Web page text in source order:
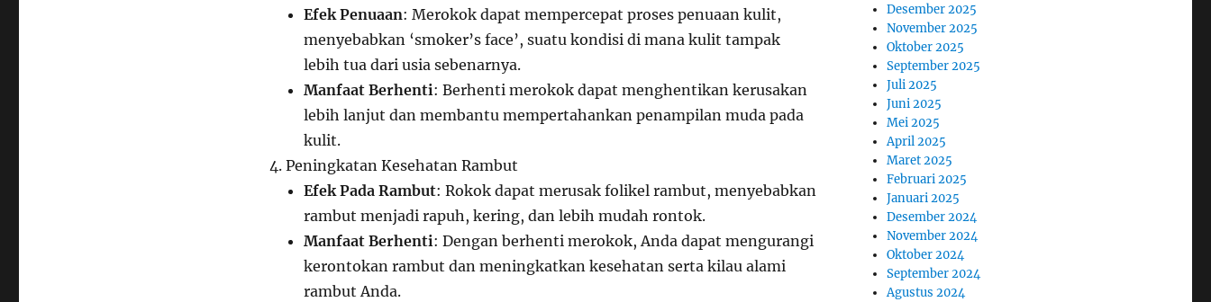
Efek Penuaan: Merokok dapat mempercepat proses penuaan kulit,
menyebabkan ‘smoker’s face’, suatu kondisi di mana kulit tampak
lebih tua dari usia sebenarnya.
Manfaat Berhenti: Berhenti merokok dapat menghentikan kerusakan
lebih lanjut dan membantu mempertahankan penampilan muda pada
kulit.
Peningkatan Kesehatan Rambut
Efek Pada Rambut: Rokok dapat merusak folikel rambut, menyebabkan
rambut menjadi rapuh, kering, dan lebih mudah rontok.
Manfaat Berhenti: Dengan berhenti merokok, Anda dapat mengurangi
kerontokan rambut dan meningkatkan kesehatan serta kilau alami
rambut Anda.
Desember 2025
November 2025
Oktober 2025
September 2025
Juli 2025
Juni 2025
Mei 2025
April 2025
Maret 2025
Februari 2025
Januari 2025
Desember 2024
November 2024
Oktober 2024
September 2024
Agustus 2024